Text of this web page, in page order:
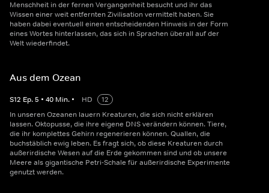
Menschheit in der fernen Vergangenheit besucht und ihr das
Wissen einer weit entfernten Zivilisation vermittelt haben. Sie
haben dabei eventuell einen entscheidenden Hinweis in der Form
eines Wortes hinterlassen, das sich in Sprachen überall auf der
Welt wiederfindet.
Aus dem Ozean
S12 Ep.5 • 40 Min. • HD
12
In unseren Ozeanen lauern Kreaturen, die sich nicht erklären
lassen. Oktopusse, die ihre eigene DNS verändern können. Tiere,
die ihr komplettes Gehirn regenerieren können. Quallen, die
buchstäblich ewig leben. Es fragt sich, ob diese Kreaturen durch
außerirdische Wesen auf die Erde gekommen sind und ob unsere
Meere als gigantische Petri-Schale für außerirdische Experimente
genutzt werden.